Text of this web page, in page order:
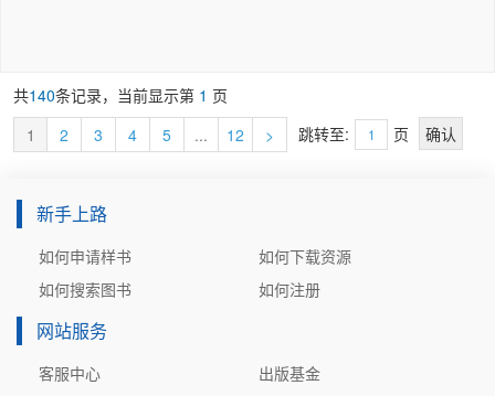
共140条记录，当前显示第 1 页
1
2 3 4 5 ... 12 > 跳转至: 页
新手上路
如何申请样书
如何下载资源
如何搜索图书
如何注册
网站服务
客服中心 出版基金